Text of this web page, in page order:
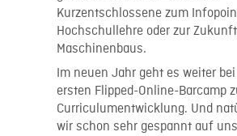
Kurzentschlossene zum
Hochschullehre oder zur
Maschinenbaus.
Im neuen Jahr geht es weiter
ersten Flipped-Online-Barcamp
Curriculumentwicklung. Und
wir schon sehr gespannt auf